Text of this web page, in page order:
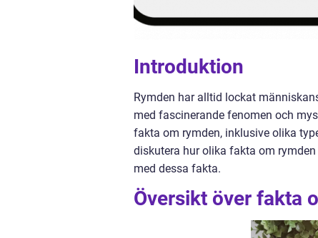
Introduktion
Rymden har alltid lockat
med fascinerande fenomen och
fakta om rymden, inklusive olika
diskutera hur olika fakta om
med dessa fakta.
Översikt över fakta